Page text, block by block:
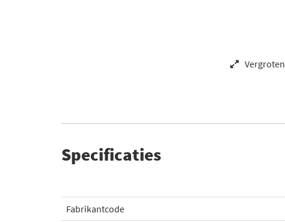
Vergroten
Specificaties
Fabrikantcode